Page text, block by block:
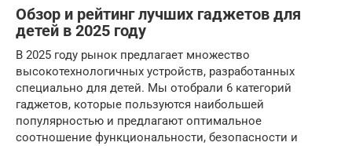
Обзор и рейтинг лучших гаджетов для
детей в 2025 году
В 2025 году рынок предлагает множество
высокотехнологичных устройств, разработанных
специально для детей. Мы отобрали 6 категорий
гаджетов, которые пользуются наибольшей
популярностью и предлагают оптимальное
соотношение функциональности, безопасности и